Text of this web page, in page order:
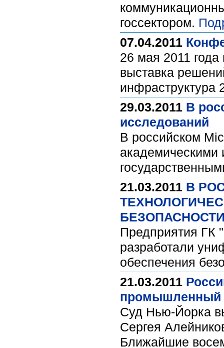
госсектором.
07.04.2011
26 мая 2011
выставка
инфраструктура
29.03.2011 В
исследований
В российском
академическими
21.03.2011 В
Предприятия ГК
разработали
обеспечения
21.03.2011
промышленный
Суд Нью-Йорка
Сергея
Ближайшие